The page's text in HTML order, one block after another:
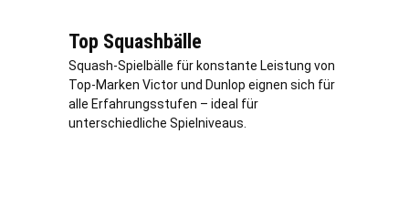
Top Squashbälle
Squash-Spielbälle für konstante Leistung von
Top-Marken Victor und Dunlop eignen sich für
alle Erfahrungsstufen – ideal für
unterschiedliche Spielniveaus.